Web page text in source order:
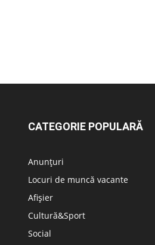
CATEGORIE POPULARĂ
Anunțuri
Locuri de muncă vacante
Afișier
Cultură&Sport
Social